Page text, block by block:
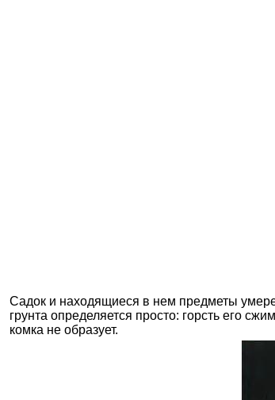
Садок и находящиеся в нем предметы
грунта определяется просто: горсть его
комка не образует.